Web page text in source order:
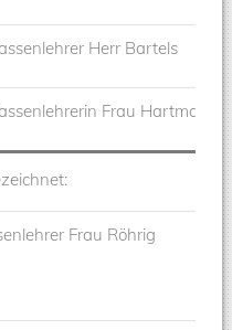
Herr Bartels
Frau Hartmann
Frau Röhrig